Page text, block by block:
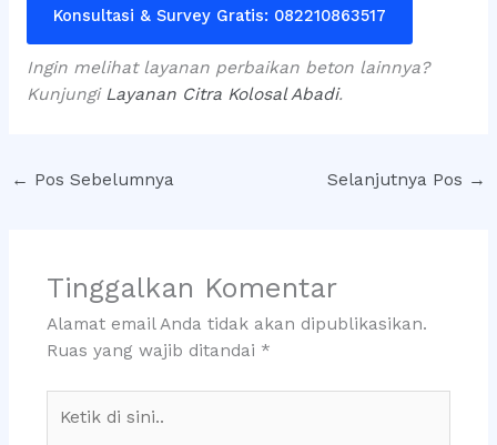
Konsultasi & Survey Gratis: 082210863517
Ingin melihat layanan perbaikan beton lainnya?
Kunjungi Layanan Citra Kolosal Abadi.
← Pos Sebelumnya Selanjutnya Pos →
Tinggalkan Komentar
Alamat email Anda tidak akan dipublikasikan.
Ruas yang wajib ditandai *